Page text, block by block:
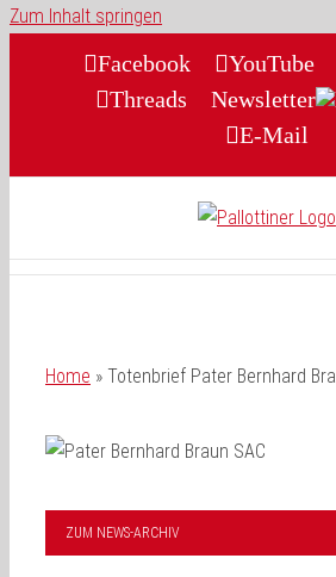
Zum Inhalt springen
Facebook YouTube
Threads
Newsletter
E-Mail
Home » Totenbrief Pater Bernhard
ZUM NEWS-ARCHIV